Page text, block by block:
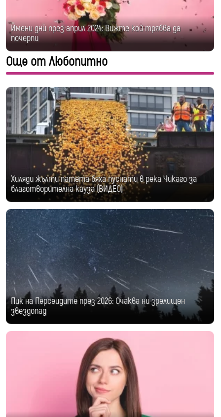
Имени дни през април 2024: Вижте кой трябва да
почерпи
Още от Любопитно
Хиляди жълти патета бяха пуснати в река Чикаго за
благотворителна кауза (ВИДЕО)
Пик на Персеидите през 2026: Очаква ни зрелищен
звездопад